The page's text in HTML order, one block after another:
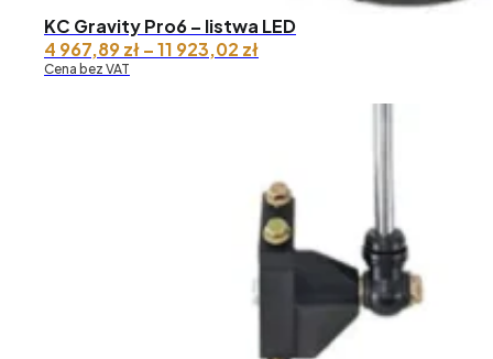
KC Gravity Pro6 – listwa LED
4 967,89zł–11 923,02 złZakres
Cena bez VAT